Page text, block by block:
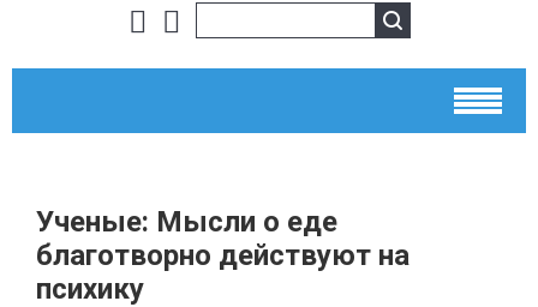
Ученые: Мысли о еде
благотворно действуют на
психику